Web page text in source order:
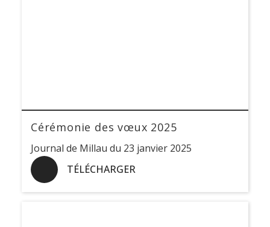
Cérémonie des vœux 2025
Journal de Millau du 23 janvier 2025
TÉLÉCHARGER